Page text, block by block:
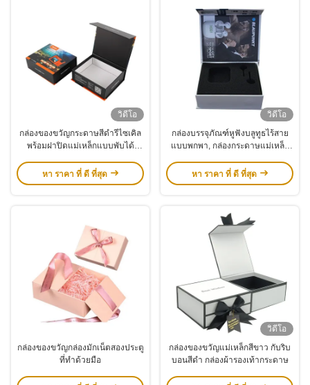
วิดีโอ
กล่องของขวัญกระดาษสีดำรีไซเคิล
พร้อมฝาปิดแม่เหล็กแบบพับได้
หา ราคา ที่ ดี ที่สุด
วิดีโอ
กล่องบรรจุภัณฑ์หูฟังบลูทูธไร้สาย
แบบพกพา, กล่องกระดาษแม่เหล็ก
หา ราคา ที่ ดี ที่สุด
กล่องของขวัญกล่องมักเน็ตสองประตู
ที่ทําด้วยมือ
วิดีโอ
กล่องของขวัญแม่เหล็กสีขาว กับริบ
บอนสีดํา กล่องผ้ารองเท้ากระดาษ